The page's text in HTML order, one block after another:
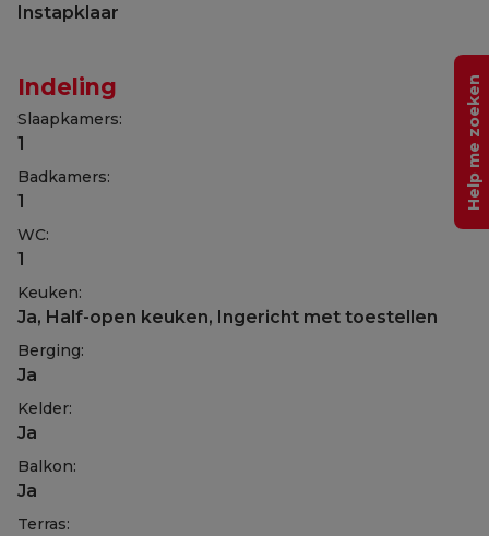
Instapklaar
Indeling
Slaapkamers:
1
Badkamers:
1
WC:
1
Keuken:
Ja, Half-open keuken, Ingericht met toestellen
Berging:
Ja
Kelder:
Ja
Balkon:
Ja
Terras:
Help me zoeken